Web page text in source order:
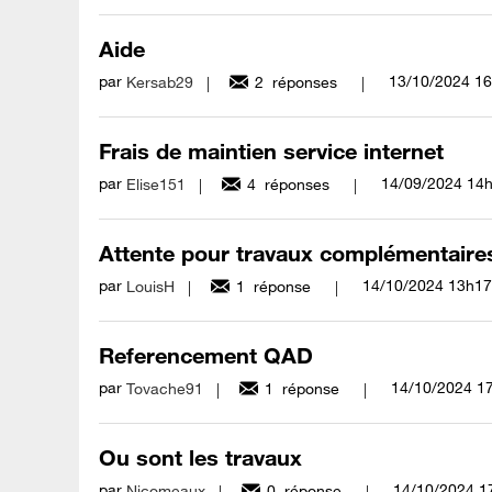
Aide
par Kersab29 2 réponses ‎13/10/2024
Frais de maintien service internet
par Elise151 4 réponses ‎14/09/2024
Attente pour travaux
par LouisH 1 réponse ‎14/10/2024 13h17
Referencement QAD
par Tovache91 1 réponse ‎14/10/2024
Ou sont les travaux